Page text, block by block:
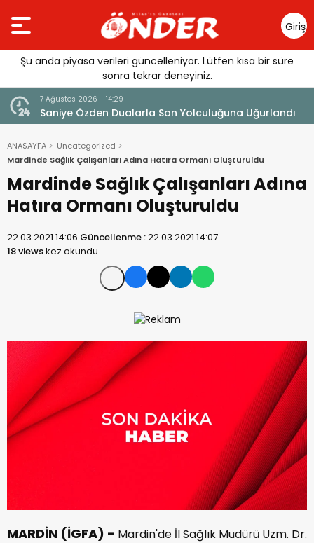
Giriş
Yap
Şu anda piyasa verileri güncelleniyor. Lütfen kısa bir süre
sonra tekrar deneyiniz.
7 Ağustos 2026 - 14:29
Saniye Özden Dualarla Son Yolculuğuna Uğurlandı
ANASAYFA
Uncategorized
Mardinde Sağlık Çalışanları Adına Hatıra Ormanı Oluşturuldu
Mardinde Sağlık Çalışanları Adına
Hatıra Ormanı Oluşturuldu
22.03.2021 14:06 Güncellenme :22.03.2021 14:07
18 viewskez okundu
MARDİN (İGFA) - Mardin'de İl Sağlık Müdürü Uzm. Dr.